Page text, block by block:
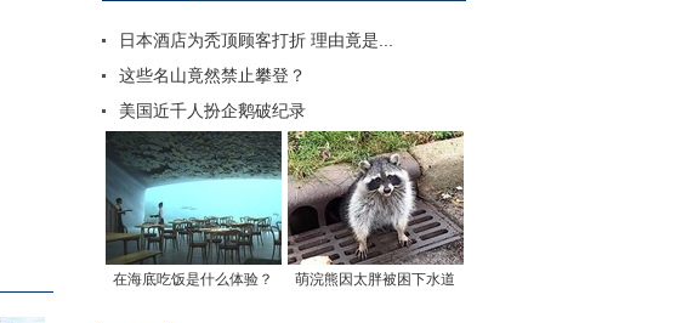
日本酒店为秃顶顾客打折 理由竟是...
这些名山竟然禁止攀登？
美国近千人扮企鹅破纪录
在海底吃饭是什么体验？ 萌浣熊因太胖被困下水道